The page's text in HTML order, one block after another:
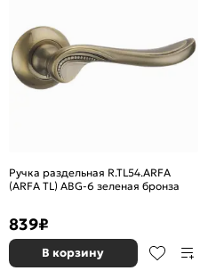
Ручка раздельная R.TL54.ARFA
(ARFA TL) ABG-6 зеленая бронза
839₽
В корзину